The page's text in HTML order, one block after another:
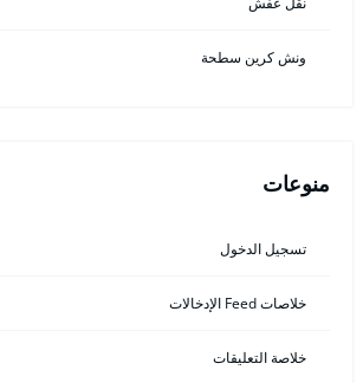
ونش كرين سطحة
منوعات
تسجيل الدخول
خلاصات Feed الإدخالات
خلاصة التعليقات